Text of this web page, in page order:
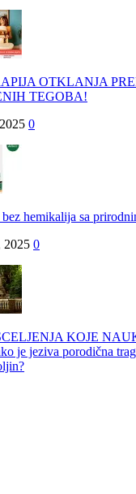
OTKLANJA
TEGOBA!
0
hemikalija sa
2025 0
KOJE
je jeziva porodična